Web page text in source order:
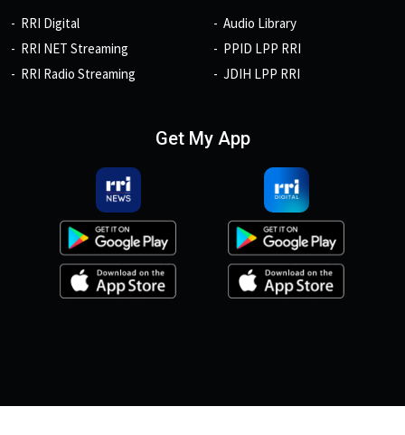
RRI Digital
RRI NET Streaming
RRI Radio Streaming
Audio Library
PPID LPP RRI
JDIH LPP RRI
Get My App